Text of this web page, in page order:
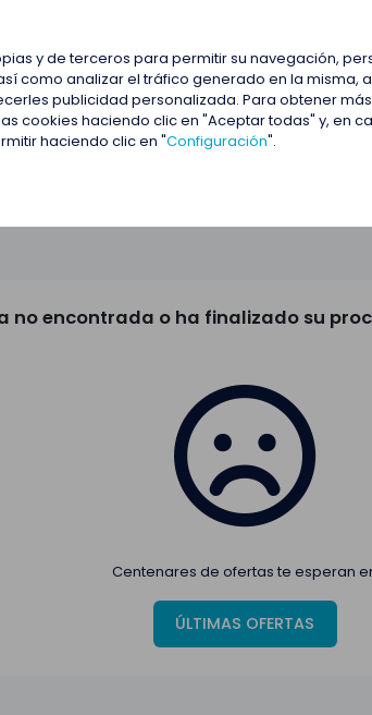
y de terceros para permitir su navegación,
como analizar el tráfico generado en la misma,
publicidad personalizada. Para obtener
cookies haciendo clic en "Aceptar todas" y, en
haciendo clic en "Configuración".
no encontrada o ha finalizado su
Centenares de ofertas te esperan
ÚLTIMAS OFERTAS